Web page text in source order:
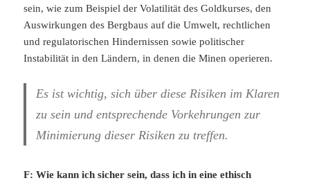
sein, wie zum Beispiel der Volatilität des Goldkurses, den
Auswirkungen des Bergbaus auf die Umwelt, rechtlichen
und regulatorischen Hindernissen sowie politischer
Instabilität in den Ländern, in denen die Minen operieren.
Es ist wichtig, sich über diese Risiken im Klaren
zu sein und entsprechende Vorkehrungen zur
Minimierung dieser Risiken zu treffen.
F: Wie kann ich sicher sein, dass ich in eine ethisch